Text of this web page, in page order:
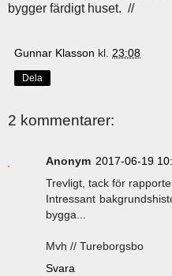
bygger färdigt huset. //
Gunnar Klasson kl. 23:08
Dela
2 kommentarer:
Anonym 2017-06-19
Trevligt, tack för
Intressant
bygga...
Mvh // Tureborgsbo
Svara